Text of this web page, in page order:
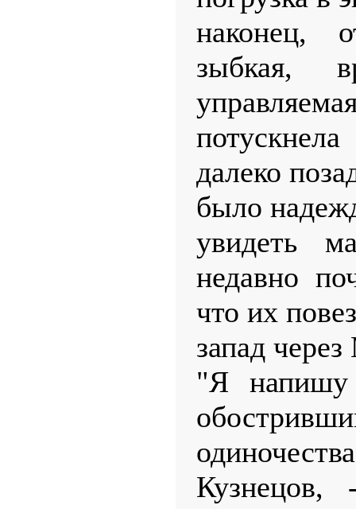
наконец,
зыбкая,
потускнела
далеко
было
увидеть
недавно
что их
запад
"Я